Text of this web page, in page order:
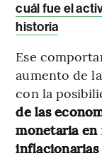
cuál fue el
historia
Ese
aumento de
con la
de las
monetaria en
inflacionarias